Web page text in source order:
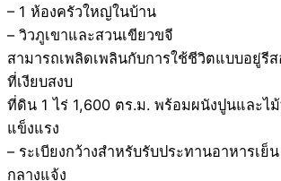
– 1 ห้องครัวใหญ่ในบ้าน
– วิวภูเขาและสวนเขียวขจี
สามารถเพลิดเพลินกับการใช้ชีวิตแบบอยู่รี
ที่เงียบสงบ
ที่ดิน 1 ไร่ 1,600 ตร.ม. พร้อมผนังปูนและไ
แข็งแรง
– ระเบียงกว้างสำหรับรับประทานอาหารเย็
กลางแจ้ง